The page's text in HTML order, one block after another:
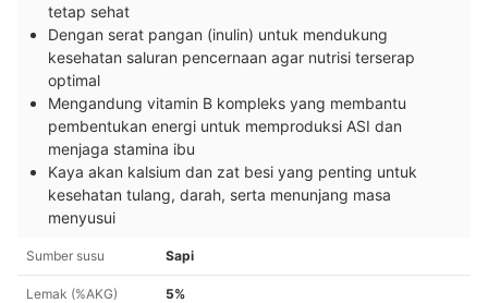
tetap sehat
Dengan serat pangan (inulin) untuk mendukung
kesehatan saluran pencernaan agar nutrisi terserap
optimal
Mengandung vitamin B kompleks yang membantu
pembentukan energi untuk memproduksi ASI dan
menjaga stamina ibu
Kaya akan kalsium dan zat besi yang penting untuk
kesehatan tulang, darah, serta menunjang masa
menyusui
Sumber susu Sapi
Lemak (%AKG) 5%